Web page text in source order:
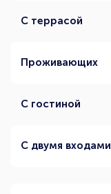
С террасой
Проживающих
С гостиной
С двумя входами